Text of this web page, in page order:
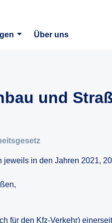
Über uns
und
in den Jahren 2021,
für den Kfz-Verkehr)